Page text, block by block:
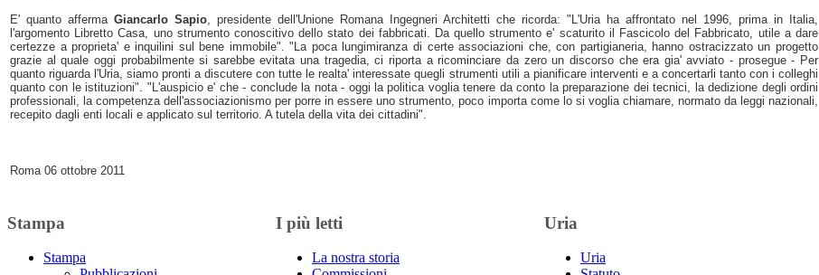
E' quanto afferma Giancarlo Sapio , presidente dell'Unione Romana Ingegneri Architetti che ricorda: "L'Uria ha affrontato nel 1996, prima in Italia,
l'argomento Libretto Casa, uno strumento conoscitivo dello stato dei fabbricati. Da quello strumento e' scaturito il Fascicolo del Fabbricato, utile a dare
certezze a proprieta' e inquilini sul bene immobile". "La poca lungimiranza di certe associazioni che, con partigianeria, hanno ostracizzato un progetto
grazie al quale oggi probabilmente si sarebbe evitata una tragedia, ci riporta a ricominciare da zero un discorso che era gia' avviato - prosegue - Per
quanto riguarda l'Uria, siamo pronti a discutere con tutte le realta' interessate quegli strumenti utili a pianificare interventi e a concertarli tanto con i colleghi
quanto con le istituzioni". "L'auspicio e' che - conclude la nota - oggi la politica voglia tenere da conto la preparazione dei tecnici, la dedizione degli ordini
professionali, la competenza dell'associazionismo per porre in essere uno strumento, poco importa come lo si voglia chiamare, normato da leggi nazionali,
recepito dagli enti locali e applicato sul territorio. A tutela della vita dei cittadini".
Roma 06 ottobre 2011
Stampa
Stampa
I più letti
La nostra storia
Uria
Uria